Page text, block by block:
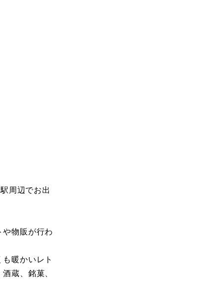
周辺でお出
物販が行わ
暖かいレト
蔵、銘菓、